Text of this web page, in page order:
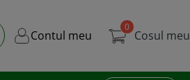
Contul meu
0
Cosul meu